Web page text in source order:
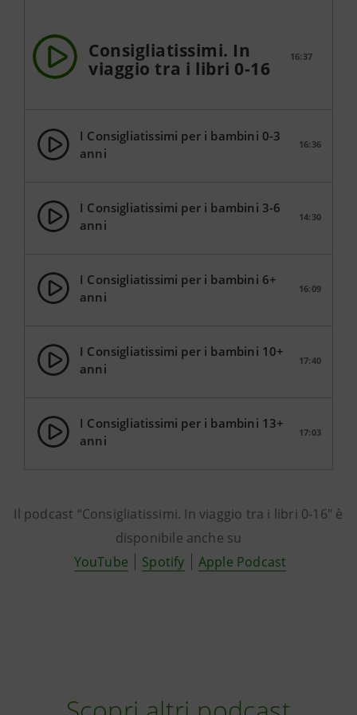
Consigliatissimi. In
viaggio tra i libri 0-16
16:37
I Consigliatissimi per i bambini 0-3
anni
16:36
I Consigliatissimi per i bambini 3-6
anni
14:30
I Consigliatissimi per i bambini 6+
anni
16:09
I Consigliatissimi per i bambini 10+
anni
17:40
I Consigliatissimi per i bambini 13+
anni
17:03
Il podcast “Consigliatissimi. In viaggio tra i libri 0-16" è
disponibile anche su
YouTube
Spotify Apple Podcast